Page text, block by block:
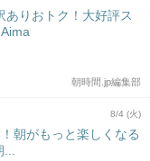
ありおトク！大好評ス
朝時間.jp編集部
8/4 (火)
朝がもっと楽しくなる